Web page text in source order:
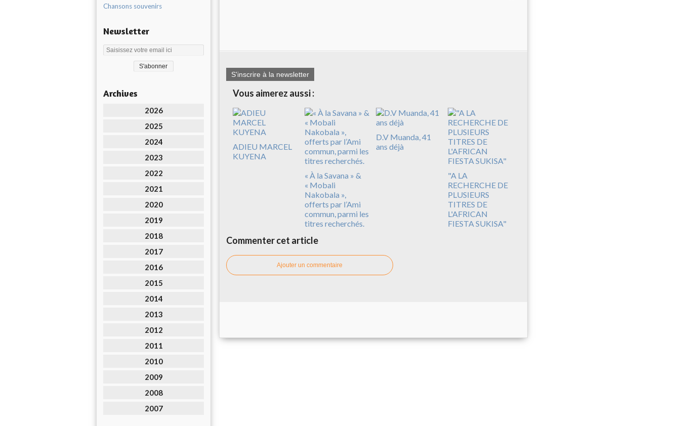
Chansons souvenirs
Newsletter
Archives
2026
2025
2024
2023
2022
2021
2020
2019
2018
2017
2016
2015
2014
2013
2012
2011
2010
2009
2008
2007
S'inscrire à la newsletter
Vous aimerez aussi :
ADIEU MARCEL
KUYENA
« À la Savana » &
« Mobali
Nakobala »,
offerts par l’Ami
commun, parmi les
titres recherchés.
D.V Muanda, 41
ans déjà
"A LA
RECHERCHE DE
PLUSIEURS
TITRES DE
L'AFRICAN
FIESTA SUKISA"
Commenter cet article
Ajouter un commentaire